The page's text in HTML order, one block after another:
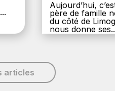
Aujourd’hui,
père de famille
du côté de
nous donne
articles